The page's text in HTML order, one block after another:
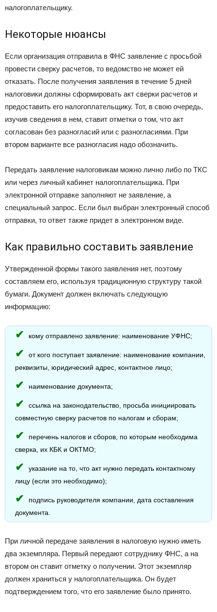
налогоплательщику.
Некоторые нюансы
Если организация отправила в ФНС заявление с просьбой
провести сверку расчетов, то ведомство не может ей
отказать. После получения заявления в течение 5 дней
налоговики должны сформировать акт сверки расчетов и
предоставить его налогоплательщику. Тот, в свою очередь,
изучив сведения в нем, ставит отметки о том, что акт
согласован без разногласий или с разногласиями. При
втором варианте все разногласия надо обозначить.
Передать заявление налоговикам можно лично либо по ТКС
или через личный кабинет налогоплательщика. При
электронной отправке заполняют не заявление, а
специальный запрос. Если был выбран электронный способ
отправки, то ответ также придет в электронном виде.
Как правильно составить заявление
Утвержденной формы такого заявления нет, поэтому
составляем его, используя традиционную структуру такой
бумаги. Документ должен включать следующую
информацию:
кому отправлено заявление: наименование УФНС;
от кого поступает заявление: наименование компании,
реквизиты, юридический адрес, контактное лицо;
наименование документа;
ссылка на законодательство, просьба инициировать
совместную сверку расчетов по налогам и сборам;
перечень налогов и сборов, по которым необходима
сверка, их КБК и ОКТМО;
указание на то, что акт нужно передать контактному
лицу (если это необходимо);
подпись руководителя компании, дата составления
документа.
При личной передаче заявления в налоговую нужно иметь
два экземпляра. Первый передают сотруднику ФНС, а на
втором он ставит отметку о получении. Этот экземпляр
должен храниться у налогоплательщика. Он будет
подтверждением того, что его заявление было принято.